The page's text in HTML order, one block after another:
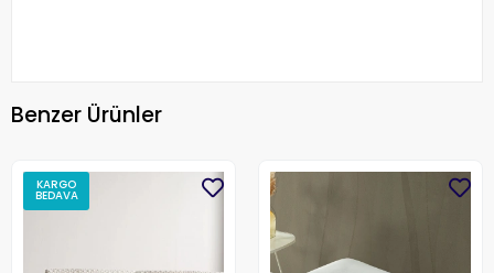
Benzer Ürünler
KARGO
BEDAVA